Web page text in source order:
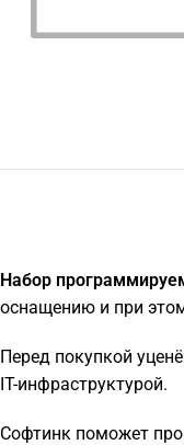
Набор
оснащению и при
Перед покупкой
IT-инфраструктурой.
Софтинк поможет